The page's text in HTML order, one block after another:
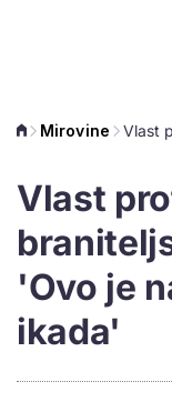
Mirovine
Vlast
'Ovo je
ikada'